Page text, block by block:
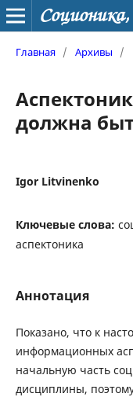
Главная / Архивы /
должна
Igor Litvinenko
Ключевые слова:
аспектоника
Аннотация
Показано, что к
информационных
начальную часть
дисциплины,